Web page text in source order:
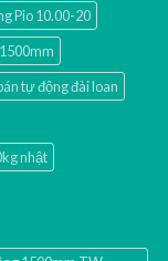
Pio 10.00-20
tự động đài loan
nhật